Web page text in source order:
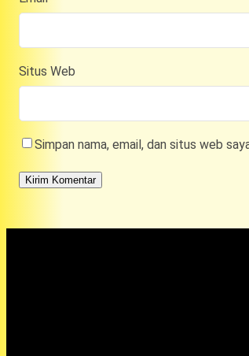
Situs Web
Simpan nama, email, dan situs web